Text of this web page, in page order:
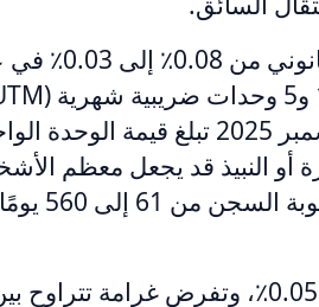
أو النبيذ قد يجعل معظم
القيادة